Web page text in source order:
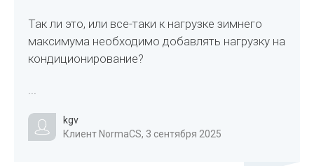
Так ли это, или все-таки к нагрузке зимнего
максимума необходимо добавлять нагрузку на
кондиционирование?
kgv
Клиент NormaCS, 3 сентября 2025